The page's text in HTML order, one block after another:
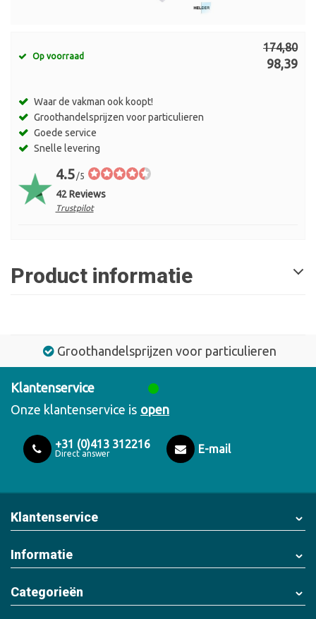
Op voorraad
174,80
98,39
Waar de vakman ook koopt!
Groothandelsprijzen voor particulieren
Goede service
Snelle levering
4.5/5
42 Reviews
Trustpilot
Product informatie
Groothandelsprijzen voor particulieren
Klantenservice
Onze klantenservice is open
+31 (0)413 312216
Direct answer E-mail
Klantenservice
Informatie
Categorieën